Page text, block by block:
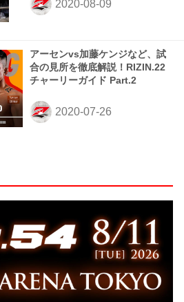
アーセンvs加藤ケンジなど、試
合の見所を徹底解説！RIZIN.22
チャーリーガイド Part.2